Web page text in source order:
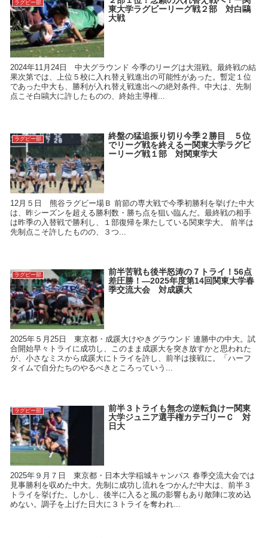
ラグビー部
東大学ラグビーリーグ戦２部 対白鷗
大戦
2024年11月24日 中大グラウンド 今季のリーグは大混戦。最終戦の結
果次第では、上位５校に入れ替え戦進出の可能性があった。暫定１位
であった中大も、勝利が入れ替え戦進出への絶対条件。中大は、先制
点こそ白鷗大に許したものの、終始主導権...
ラグビー部
終盤の猛追振り切り今季２勝目 ５位
でリーグ戦を終えるー関東大学ラグビ
ーリーグ戦１部 対関東学大
12月５日 熊谷ラグビー場Ｂ 前節の専大戦で今季初勝利を挙げた中大
は、昨シーズンを超える勝利数・勝ち点を狙い臨んだ。最終戦の相手
は昨季の入替戦で勝利し、１部復帰を果たしている関東学大。 前半は
先制点こそ許したものの、３つ...
ラグビー部
前半苦戦も後半怒涛の７トライ！56点
差圧勝！―2025年度第14回関東大学春
季交流大会 対成蹊大
2025年５月25日 東京都・成蹊大けやきグラウンド 連勝中の中大。試
合開始早々トライに成功し、このまま成蹊大を突き放すかと思われた
が、小さなミスから成蹊大にトライを許し、前半は接戦に。「ハーフ
タイムで自分たちのやるべきところっていう...
ラグビー部
前半３トライも無念の逆転負けー関東
大学ジュニア選手権カテゴリーＣ 対
日大
2025年９月７日 東京都・日本大学稲城キャンパス 春季交流大会では
見事勝利を収めた中大。先制に成功し流れをつかんだ中大は、前半３
トライを挙げた。しかし、後半に入ると風の影響もあり敵陣に攻め込
めない。調子を上げた日大に３トライを奪われ...